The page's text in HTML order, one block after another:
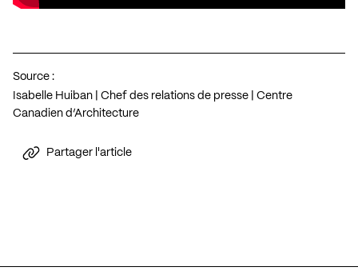
Source :
Isabelle Huiban | Chef des relations de presse | Centre
Canadien d’Architecture
Partager l'article